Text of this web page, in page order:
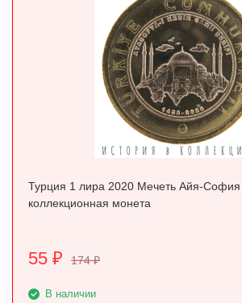
Турция 1 лира 2020 Мечеть Айя-София
коллекционная монета
55 ₽ 174₽
В наличии